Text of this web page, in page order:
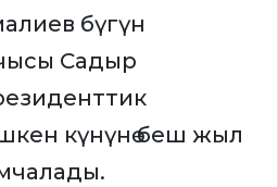
бүгүн
Садыр
күнүнө беш жыл